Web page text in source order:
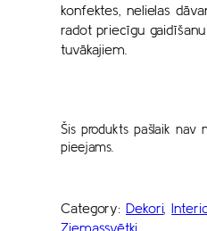
konfektes, nelielas
radot priecīgu
tuvākajiem.
Šis produkts pašlaik nav
pieejams.
Category:Dekori,